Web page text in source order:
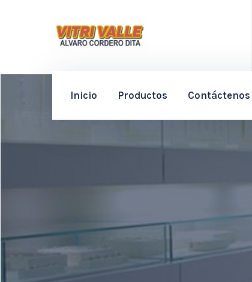
Inicio Productos Contáctenos